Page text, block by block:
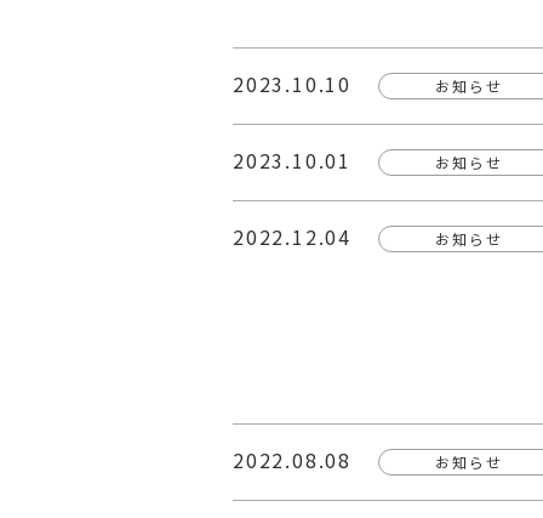
2023.10.10 お知らせ
2023.10.01 お知らせ
2022.12.04 お知らせ
2022.08.08 お知らせ